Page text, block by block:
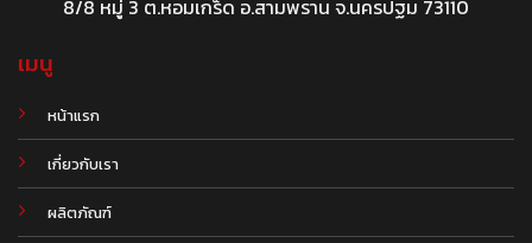
8/8 หมู่ 3 ต.หอมเกร็ด อ.สามพราน จ.นครปฐม 73110
เมนู
หน้าแรก
เกี่ยวกับเรา
ผลิตภัณฑ์